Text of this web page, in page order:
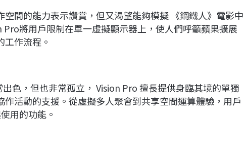
間的能力表示讚賞，但又渴望能夠模擬 《鋼鐵人》電影中
將用戶限制在單一虛擬顯示器上，使人們呼籲蘋果擴展
作流程。
色，但也非常孤立， Vision Pro 擅長提供身臨其境的單獨
活動的支援。從虛擬多人聚會到共享空間運算體驗，用戶
用的功能。